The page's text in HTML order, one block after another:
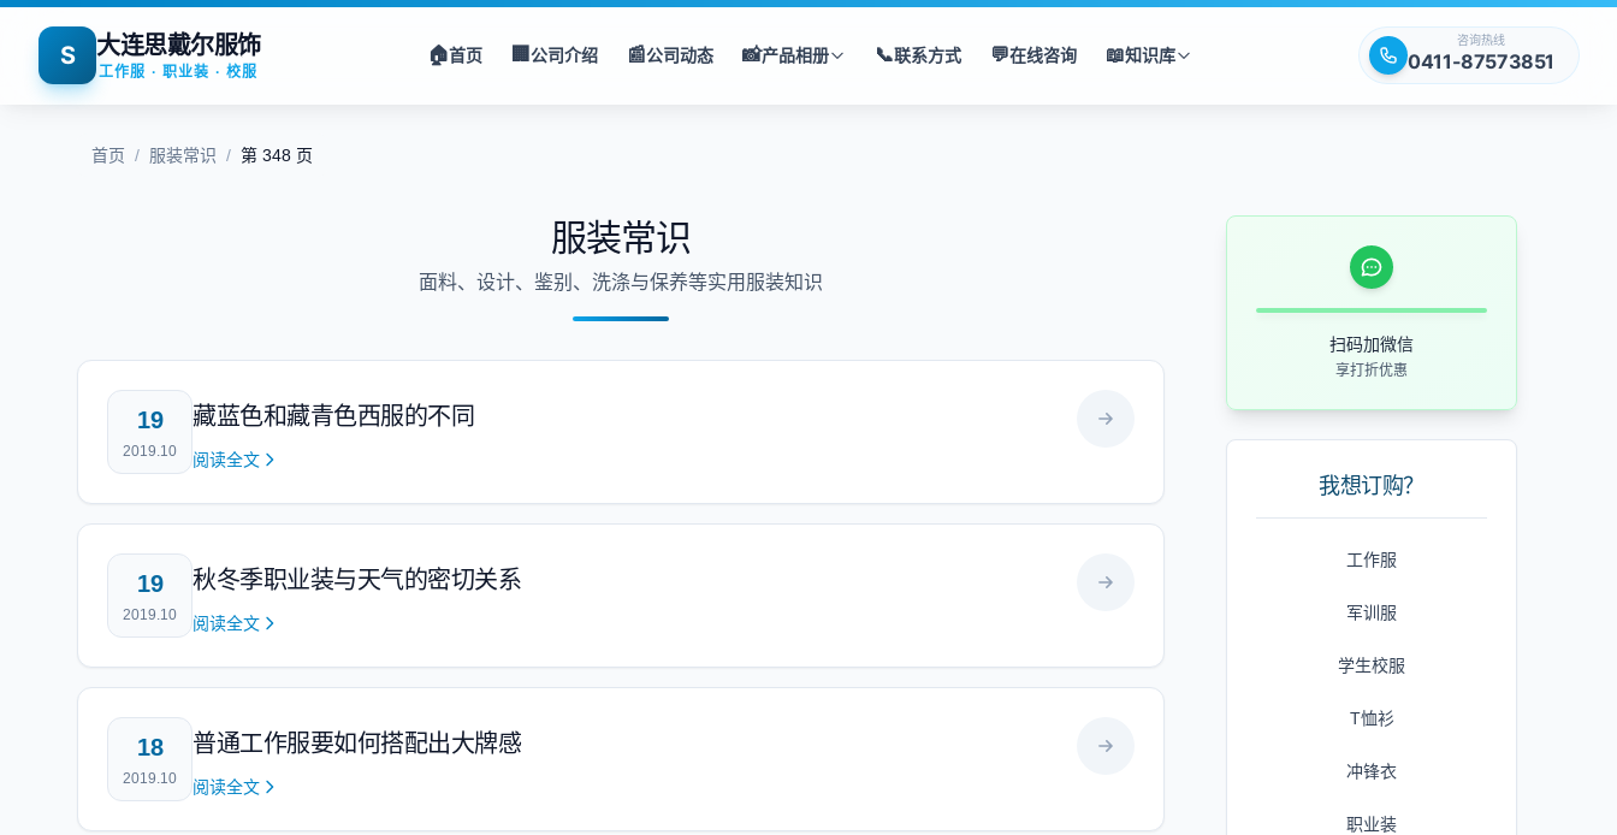
S 大连思戴尔服饰
工作服 · 职业装 · 校服
🏠首页 🏢公司介绍 📰公司动态 📸产品相册 📞联系方式 💬在线咨询 📖知识库
咨询热线
0411-87573851
首页 / 服装常识 / 第 348 页
服装常识
面料、设计、鉴别、洗涤与保养等实用服装知识
19
2019.10
藏蓝色和藏青色西服的不同
阅读全文
19
2019.10
秋冬季职业装与天气的密切关系
阅读全文
18
2019.10
普通工作服要如何搭配出大牌感
阅读全文
扫码加微信
享打折优惠
我想订购？
工作服
军训服
学生校服
T恤衫
冲锋衣
职业装